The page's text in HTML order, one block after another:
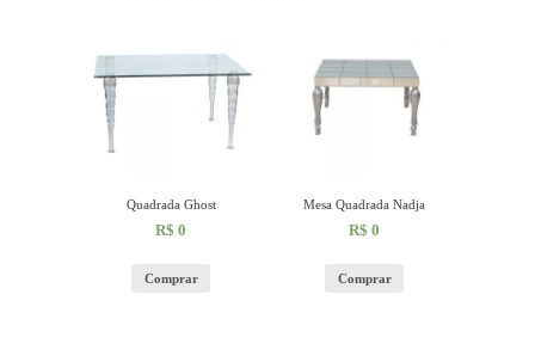
Quadrada Ghost
R$ 0
Comprar
Mesa Quadrada Nadja
R$ 0
Comprar